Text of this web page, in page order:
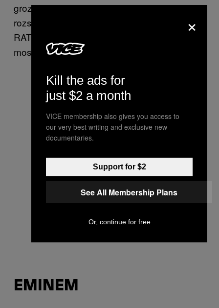
groziła śmierć przez zadeptanie w
rozszalałym tłumie pod sceną. Czy fani
RATM nigdy nie słyszeli o tym, że w
moszpicie też obowiązuje troska o bliźniego?
EMINEM
×
Kill the ads for
just $2 a month
VICE membership also gives you access to
our very best writing and exclusive new
documentaries.
Support for $2
See All Membership Plans
Or, continue for free